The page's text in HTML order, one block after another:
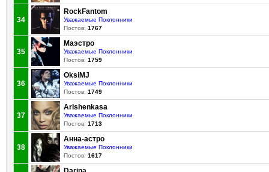
34
RockFantom
Уважаемые Поклонники
Постов: 1767
35
Маэстро
Уважаемые Поклонники
Постов: 1759
36
OksiMJ
Уважаемые Поклонники
Постов: 1749
37
Arishenkasa
Уважаемые Поклонники
Постов: 1713
38
Анна-астро
Уважаемые Поклонники
Постов: 1617